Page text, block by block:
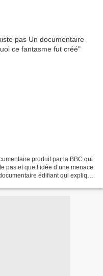
produit par la BBC qui
pas et que l’idée d’une menace
édifiant qui explique